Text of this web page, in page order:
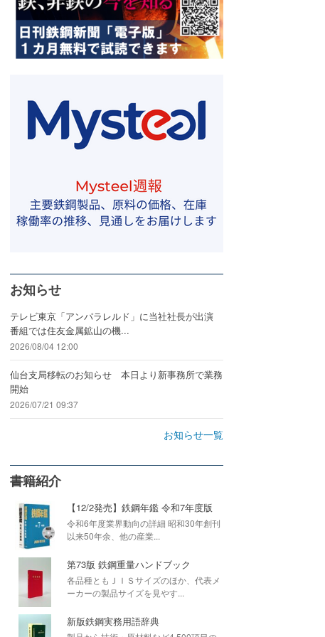
お知らせ
テレビ東京「アンパラレルド」に当社社長が出演
番組では住友金属鉱山の機...
2026/08/04 12:00
仙台支局移転のお知らせ 本日より新事務所で業務
開始
2026/07/21 09:37
お知らせ一覧
書籍紹介
【12/2発売】鉄鋼年鑑 令和7年度版
令和6年度業界動向の詳細 昭和30年創刊
以来50年余、他の産業...
第73版 鉄鋼重量ハンドブック
各品種ともＪＩＳサイズのほか、代表メ
ーカーの製品サイズを見やす...
新版鉄鋼実務用語辞典